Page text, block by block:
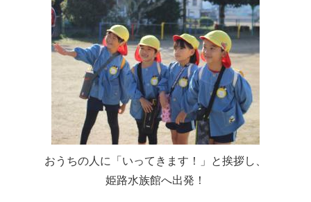
おうちの人に「いってきます！」と挨拶し、
姫路水族館へ出発！